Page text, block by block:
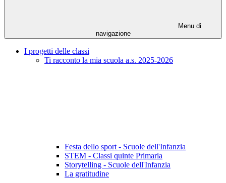
Menu di
navigazione
I progetti delle classi
Ti racconto la mia scuola a.s. 2025-2026
Festa dello sport - Scuole dell'Infanzia
STEM - Classi quinte Primaria
Storytelling - Scuole dell'Infanzia
La gratitudine